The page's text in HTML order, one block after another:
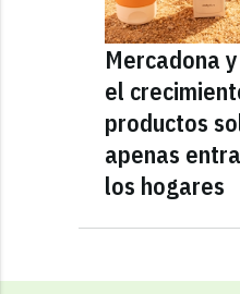
Mercadona
el
productos
apenas
los hogares